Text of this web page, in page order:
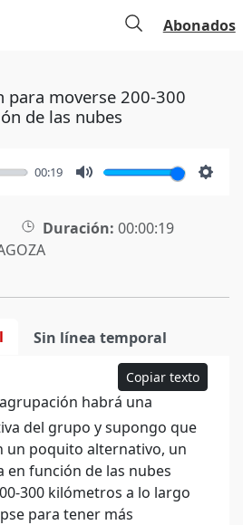
Abonados
para moverse 200-300
de las nubes
00:19
Duración: 00:00:19
Sin línea temporal
Copiar texto
habrá una
del grupo y supongo que
un poquito alternativo, un
en función de las nubes
300 kilómetros a lo largo
para tener más